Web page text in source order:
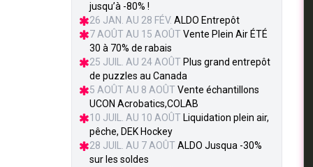
jusqu’à -80% !
26 JAN. AU 28 FÉV. ALDO Entrepôt
7 AOÛT AU 15 AOÛT Vente Plein Air ÉTÉ
30 à 70% de rabais
25 JUIL. AU 24 AOÛT Plus grand entrepôt
de puzzles au Canada
5 AOÛT AU 8 AOÛT Vente échantillons
UCON Acrobatics,COLAB
10 JUIL. AU 10 AOÛT Liquidation plein air,
pêche, DEK Hockey
28 JUIL. AU 7 AOÛT ALDO Jusqua -30%
sur les soldes